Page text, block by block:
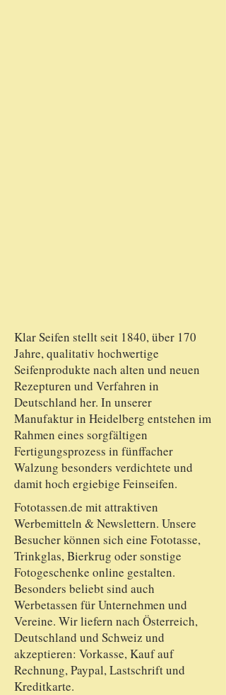
Klar Seifen stellt seit 1840, über 170
Jahre, qualitativ hochwertige
Seifenprodukte nach alten und neuen
Rezepturen und Verfahren in
Deutschland her. In unserer
Manufaktur in Heidelberg entstehen im
Rahmen eines sorgfältigen
Fertigungsprozess in fünffacher
Walzung besonders verdichtete und
damit hoch ergiebige Feinseifen.
Fototassen.de mit attraktiven
Werbemitteln & Newslettern. Unsere
Besucher können sich eine Fototasse,
Trinkglas, Bierkrug oder sonstige
Fotogeschenke online gestalten.
Besonders beliebt sind auch
Werbetassen für Unternehmen und
Vereine. Wir liefern nach Österreich,
Deutschland und Schweiz und
akzeptieren: Vorkasse, Kauf auf
Rechnung, Paypal, Lastschrift und
Kreditkarte.